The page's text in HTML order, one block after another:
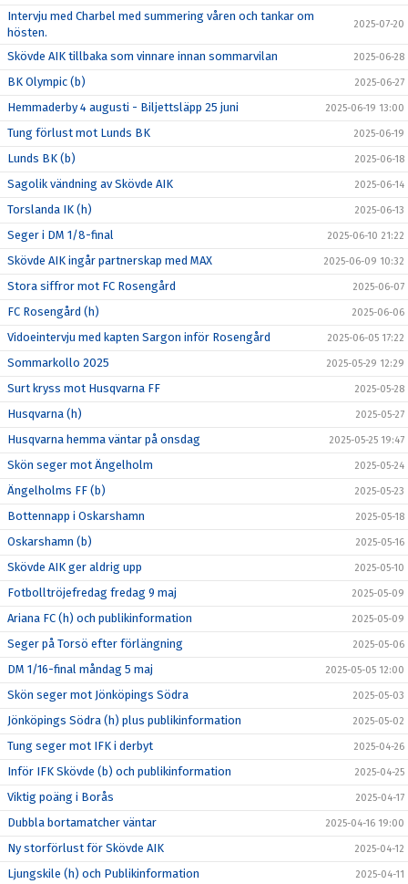
Intervju med Charbel med summering våren och tankar om
hösten.
2025-07-20
Skövde AIK tillbaka som vinnare innan sommarvilan 2025-06-28
BK Olympic (b) 2025-06-27
Hemmaderby 4 augusti - Biljettsläpp 25 juni 2025-06-19 13:00
Tung förlust mot Lunds BK 2025-06-19
Lunds BK (b) 2025-06-18
Sagolik vändning av Skövde AIK 2025-06-14
Torslanda IK (h) 2025-06-13
Seger i DM 1/8-final 2025-06-10 21:22
Skövde AIK ingår partnerskap med MAX 2025-06-09 10:32
Stora siffror mot FC Rosengård 2025-06-07
FC Rosengård (h) 2025-06-06
Vidoeintervju med kapten Sargon inför Rosengård 2025-06-05 17:22
Sommarkollo 2025 2025-05-29 12:29
Surt kryss mot Husqvarna FF 2025-05-28
Husqvarna (h) 2025-05-27
Husqvarna hemma väntar på onsdag 2025-05-25 19:47
Skön seger mot Ängelholm 2025-05-24
Ängelholms FF (b) 2025-05-23
Bottennapp i Oskarshamn 2025-05-18
Oskarshamn (b) 2025-05-16
Skövde AIK ger aldrig upp 2025-05-10
Fotbolltröjefredag fredag 9 maj 2025-05-09
Ariana FC (h) och publikinformation 2025-05-09
Seger på Torsö efter förlängning 2025-05-06
DM 1/16-final måndag 5 maj 2025-05-05 12:00
Skön seger mot Jönköpings Södra 2025-05-03
Jönköpings Södra (h) plus publikinformation 2025-05-02
Tung seger mot IFK i derbyt 2025-04-26
Inför IFK Skövde (b) och publikinformation 2025-04-25
Viktig poäng i Borås 2025-04-17
Dubbla bortamatcher väntar 2025-04-16 19:00
Ny storförlust för Skövde AIK 2025-04-12
Ljungskile (h) och Publikinformation 2025-04-11